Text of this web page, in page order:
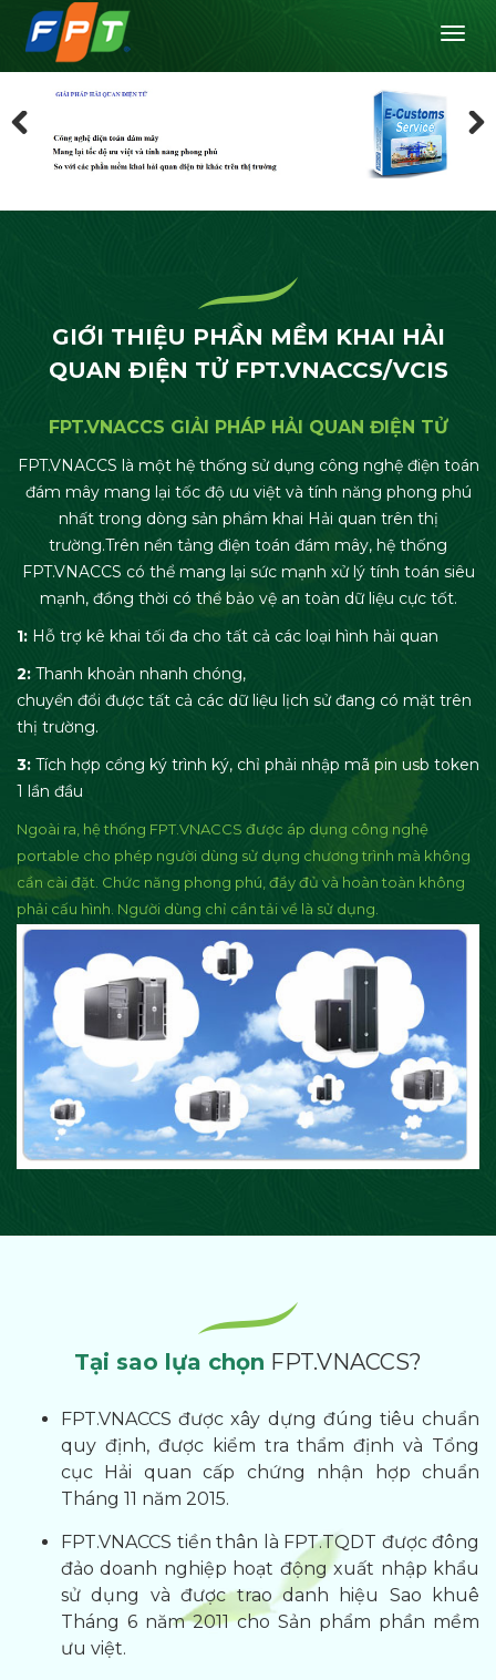
Previous
GIỚI THIỆU PHẦN MỀM KHAI HẢI
QUAN ĐIỆN TỬ FPT.VNACCS/VCIS
FPT.VNACCS GIẢI PHÁP HẢI QUAN ĐIỆN TỬ
FPT.VNACCS là một hệ thống sử dụng công nghệ điện toán
đám mây mang lại tốc độ ưu việt và tính năng phong phú
nhất trong dòng sản phẩm khai Hải quan trên thị
trường.Trên nền tảng điện toán đám mây, hệ thống
FPT.VNACCS có thể mang lại sức mạnh xử lý tính toán siêu
mạnh, đồng thời có thể bảo vệ an toàn dữ liệu cực tốt.
1: Hỗ trợ kê khai tối đa cho tất cả các loại hình hải quan
2: Thanh khoản nhanh chóng,
chuyển đổi được tất cả các dữ liệu lịch sử đang có mặt trên
thị trường.
3: Tích hợp cổng ký trình ký, chỉ phải nhập mã pin usb token
1 lần đầu
Ngoài ra, hệ thống FPT.VNACCS được áp dụng công nghệ
portable cho phép người dùng sử dụng chương trình mà không
cần cài đặt. Chức năng phong phú, đầy đủ và hoàn toàn không
phải cấu hình. Người dùng chỉ cần tải về là sử dụng.
Tại sao lựa chọn FPT.VNACCS?
FPT.VNACCS được xây dựng đúng tiêu chuẩn
quy định, được kiểm tra thẩm định và Tổng
cục Hải quan cấp chứng nhận hợp chuẩn
Tháng 11 năm 2015.
FPT.VNACCS tiền thân là FPT.TQDT được đông
đảo doanh nghiệp hoạt động xuất nhập khẩu
sử dụng và được trao danh hiệu Sao khuê
Tháng 6 năm 2011 cho Sản phẩm phần mềm
ưu việt.